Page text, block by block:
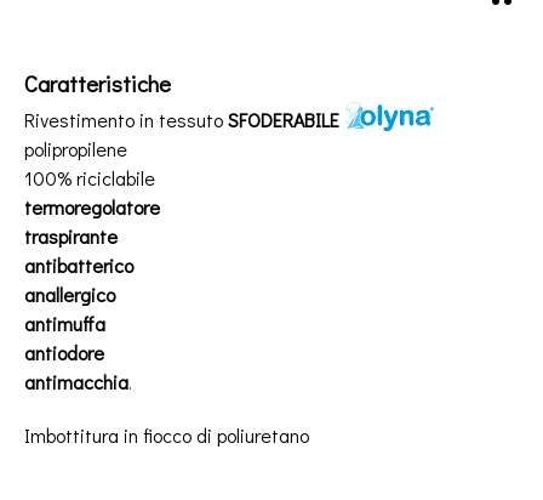
Caratteristiche
Rivestimento in tessutoSFODERABILE
polipropilene
100% riciclabile
termoregolatore
traspirante
antibatterico
anallergico
antimuffa
antiodore
antimacchia.
Imbottitura in fiocco di poliuretano